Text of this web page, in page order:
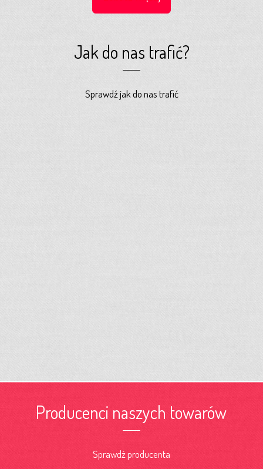
Jak do nas trafić?
Sprawdź jak do nas trafić
Producenci naszych towarów
Sprawdź producenta